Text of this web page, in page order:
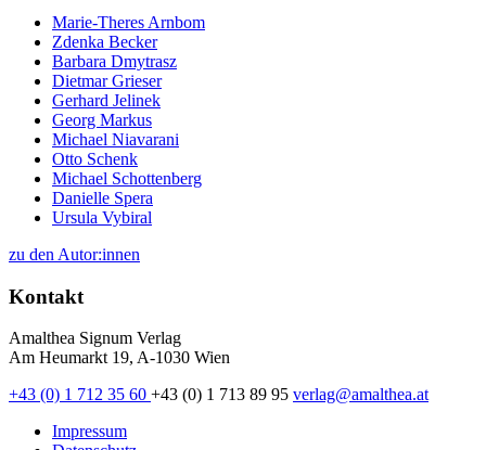
Marie-Theres Arnbom
Zdenka Becker
Barbara Dmytrasz
Dietmar Grieser
Gerhard Jelinek
Georg Markus
Michael Niavarani
Otto Schenk
Michael Schottenberg
Danielle Spera
Ursula Vybiral
zu den Autor:innen
Kontakt
Amalthea Signum Verlag
Am Heumarkt 19, A-1030 Wien
+43 (0) 1 712 35 60 +43 (0) 1 713 89 95 verlag@amalthea.at
Impressum